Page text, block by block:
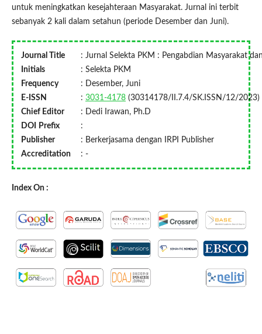
untuk meningkatkan kesejahteraan Masyarakat. Jurnal ini terbit
sebanyak 2 kali dalam setahun (periode Desember dan Juni).
Journal Title
: Jurnal Selekta PKM : Pengabdian Masyarakat
Initials
: Selekta PKM
Frequency
: Desember, Juni
E-ISSN
: 3031-4178(30314178/II.7.4/SK.ISSN/12/2023)
Chief Editor
: Dedi Irawan, Ph.D
DOI
Prefix
:
Publisher
: Berkerjasama dengan IRPI Publisher
Accreditation
: -
Index On :